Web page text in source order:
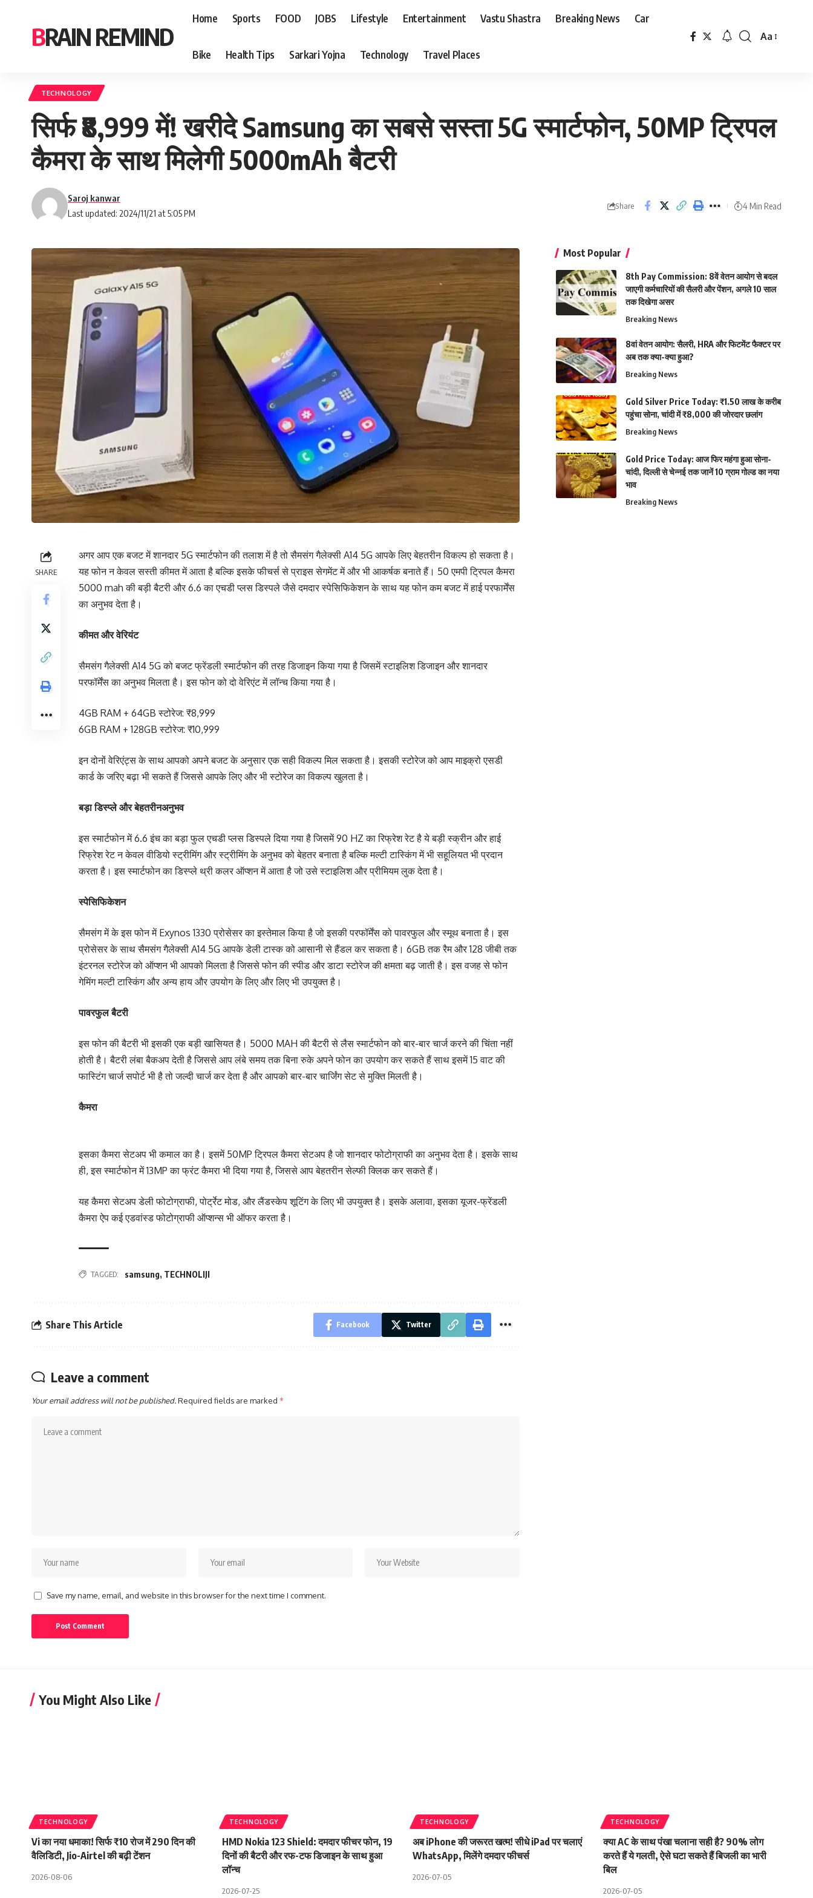
BRAIN REMIND
Home Sports FOOD JOBS Lifestyle Entertainment Vastu Shastra Breaking News Car
Bike Health Tips Sarkari Yojna Technology Travel Places
Font
Aa
TECHNOLOGY
सिर्फ ₹8,999 में! खरीदे Samsung का सबसे सस्ता 5G स्मार्टफोन, 50MP ट्रिपल
कैमरा के साथ मिलेगी 5000mAh बैटरी
Last updated: 2024/11/21 at 5:05 PM
Saroj kanwar
Share 4 Min Read
SHARE
अगर आप एक बजट में शानदार 5G स्मार्टफोन की तलाश में है तो सैमसंग गैलेक्सी A14 5G आपके लिए बेहतरीन विकल्प हो सकता है।
यह फोन न केवल सस्ती कीमत में आता है बल्कि इसके फीचर्स से प्राइस सेगमेंट में और भी आकर्षक बनाते हैं। 50 एमपी ट्रिपल कैमरा
5000 mah की बड़ी बैटरी और 6.6 का एचडी प्लस डिस्पले जैसे दमदार स्पेसिफिकेशन के साथ यह फोन कम बजट में हाई परफार्मेंस
का अनुभव देता है।
कीमत और वेरियंट
सैमसंग गैलेक्सी A14 5G को बजट फ्रेंडली स्मार्टफोन की तरह डिजाइन किया गया है जिसमें स्टाइलिश डिजाइन और शानदार
परफॉर्मेंस का अनुभव मिलता है। इस फोन को दो वेरिएंट में लॉन्च किया गया है।
4GB RAM + 64GB स्टोरेज: ₹8,999
6GB RAM + 128GB स्टोरेज: ₹10,999
इन दोनों वेरिएंट्स के साथ आपको अपने बजट के अनुसार एक सही विकल्प मिल सकता है। इसकी स्टोरेज को आप माइक्रो एसडी
कार्ड के जरिए बढ़ा भी सकते हैं जिससे आपके लिए और भी स्टोरेज का विकल्प खुलता है।
बड़ा डिस्प्ले और बेहतरीनअनुभव
इस स्मार्टफोन में 6.6 इंच का बड़ा फुल एचडी प्लस डिस्पले दिया गया है जिसमें 90 HZ का रिफ्रेश रेट है ये बड़ी स्क्रीन और हाई
रिफ्रेश रेट न केवल वीडियो स्ट्रीमिंग और स्ट्रीमिंग के अनुभव को बेहतर बनाता है बल्कि मल्टी टास्किंग में भी सहूलियत भी प्रदान
करता है। इस स्मार्टफोन का डिस्प्ले थ्री कलर ऑप्शन में आता है जो उसे स्टाइलिश और प्रीमियम लुक देता है।
स्पेसिफिकेशन
सैमसंग में के इस फोन में Exynos 1330 प्रोसेसर का इस्तेमाल किया है जो इसकी परफॉर्मेंस को पावरफुल और स्मूथ बनाता है। इस
प्रोसेसर के साथ सैमसंग गैलेक्सी A14 5G आपके डेली टास्क को आसानी से हैंडल कर सकता है। 6GB तक रैम और 128 जीबी तक
इंटरनल स्टोरेज को ऑप्शन भी आपको मिलता है जिससे फोन की स्पीड और डाटा स्टोरेज की क्षमता बढ़ जाती है। इस वजह से फोन
गेमिंग मल्टी टास्किंग और अन्य हाय और उपयोग के लिए और लिए भी उपयुक्त है।
पावरफुल बैटरी
इस फोन की बैटरी भी इसकी एक बड़ी खासियत है। 5000 MAH की बैटरी से लैस स्मार्टफोन को बार-बार चार्ज करने की चिंता नहीं
होती है। बैटरी लंबा बैकअप देती है जिससे आप लंबे समय तक बिना रुके अपने फोन का उपयोग कर सकते हैं साथ इसमें 15 वाट की
फास्टिंग चार्ज सपोर्ट भी है तो जल्दी चार्ज कर देता है और आपको बार-बार चार्जिंग सेट से मुक्ति मिलती है।
कैमरा
इसका कैमरा सेटअप भी कमाल का है। इसमें 50MP ट्रिपल कैमरा सेटअप है जो शानदार फोटोग्राफी का अनुभव देता है। इसके साथ
ही, इस स्मार्टफोन में 13MP का फ्रंट कैमरा भी दिया गया है, जिससे आप बेहतरीन सेल्फी क्लिक कर सकते हैं।
यह कैमरा सेटअप डेली फोटोग्राफी, पोर्ट्रेट मोड, और लैंडस्केप शूटिंग के लिए भी उपयुक्त है। इसके अलावा, इसका यूजर-फ्रेंडली
कैमरा ऐप कई एडवांस्ड फोटोग्राफी ऑप्शन्स भी ऑफर करता है।
TAGGED: samsung, TECHNOLIJI
Share This Article Facebook Twitter
Leave a comment
Your email address will not be published.Required fields are marked *
Save my name, email, and website in this browser for the next time I comment.
Most Popular
8th Pay Commission: 8वें वेतन आयोग से बदल
जाएगी कर्मचारियों की सैलरी और पेंशन, अगले 10 साल
तक दिखेगा असर
Breaking News
8वां वेतन आयोग: सैलरी, HRA और फिटमेंट फैक्टर पर
अब तक क्या-क्या हुआ?
Breaking News
Gold Silver Price Today: ₹1.50 लाख के करीब
पहुंचा सोना, चांदी में ₹8,000 की जोरदार छलांग
Breaking News
Gold Price Today: आज फिर महंगा हुआ सोना-
चांदी, दिल्ली से चेन्नई तक जानें 10 ग्राम गोल्ड का नया
भाव
Breaking News
You Might Also Like
TECHNOLOGY
Vi का नया धमाका! सिर्फ ₹10 रोज में 290 दिन की
वैलिडिटी, Jio-Airtel की बढ़ी टेंशन
2026-08-06
TECHNOLOGY
HMD Nokia 123 Shield: दमदार फीचर फोन, 19
दिनों की बैटरी और रफ-टफ डिजाइन के साथ हुआ
लॉन्च
2026-07-25
TECHNOLOGY
अब iPhone की जरूरत खत्म! सीधे iPad पर चलाएं
WhatsApp, मिलेंगे दमदार फीचर्स
2026-07-05
TECHNOLOGY
क्या AC के साथ पंखा चलाना सही है? 90% लोग
करते हैं ये गलती, ऐसे घटा सकते हैं बिजली का भारी
बिल
2026-07-05